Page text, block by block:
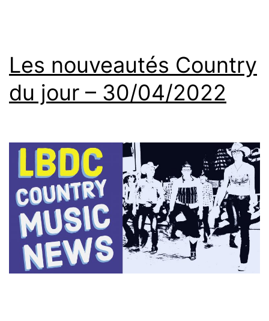
Les nouveautés Country
du jour – 30/04/2022